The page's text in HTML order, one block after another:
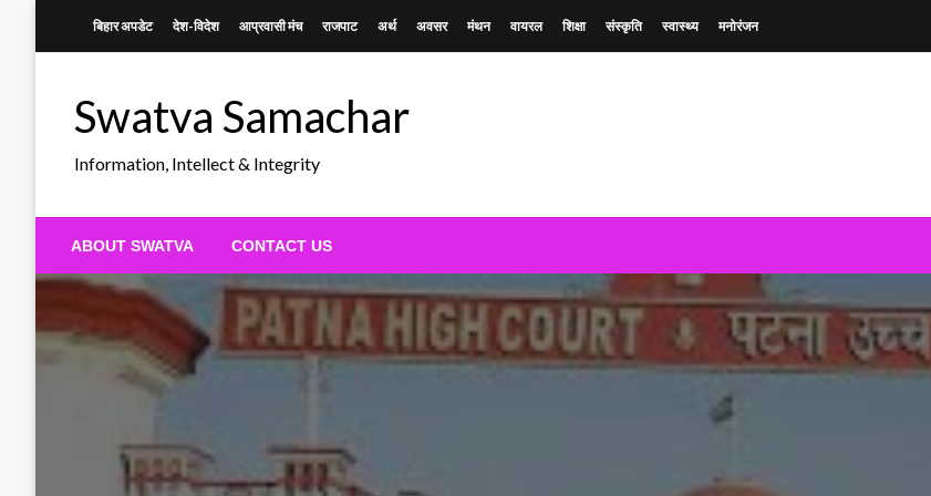
बिहार अपडेट देश-विदेश आप्रवासी मंच राजपाट अर्थ अवसर मंथन वायरल शिक्षा संस्कृति स्वास्थ्य मनोरंजन
Swatva Samachar
Information, Intellect & Integrity
ABOUT SWATVA CONTACT US